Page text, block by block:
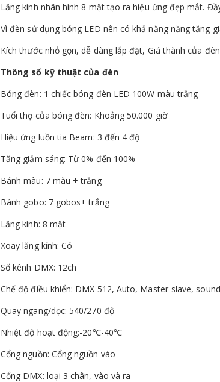
Lăng kính nhân hình 8 mặt tạo ra hiệu ứng đẹp mắt.
Vì đèn sử dụng bóng LED nên có khả năng năng tăng
Kích thước nhỏ gọn, dễ dàng lắp đặt, Giá thành của
Thông số kỹ thuật của đèn
Bóng đèn: 1 chiếc bóng đèn LED 100W màu trắng
Tuổi thọ của bóng đèn: Khoảng 50.000 giờ
Hiệu ứng luồn tia Beam: 3 đến 4 độ
Tăng giảm sáng: Từ 0% đến 100%
Bánh màu: 7 màu + trắng
Bánh gobo: 7 gobos+ trắng
Lăng kính: 8 mặt
Xoay lăng kính: Có
Số kênh DMX: 12ch
Chế độ điều khiển: DMX 512, Auto, Master-slave, sound
Quay ngang/dọc: 540/270 độ
Nhiệt độ hoạt động:-20℃-40℃
Cổng nguồn: Cổng nguồn vào
Cổng DMX: loại 3 chân, vào và ra